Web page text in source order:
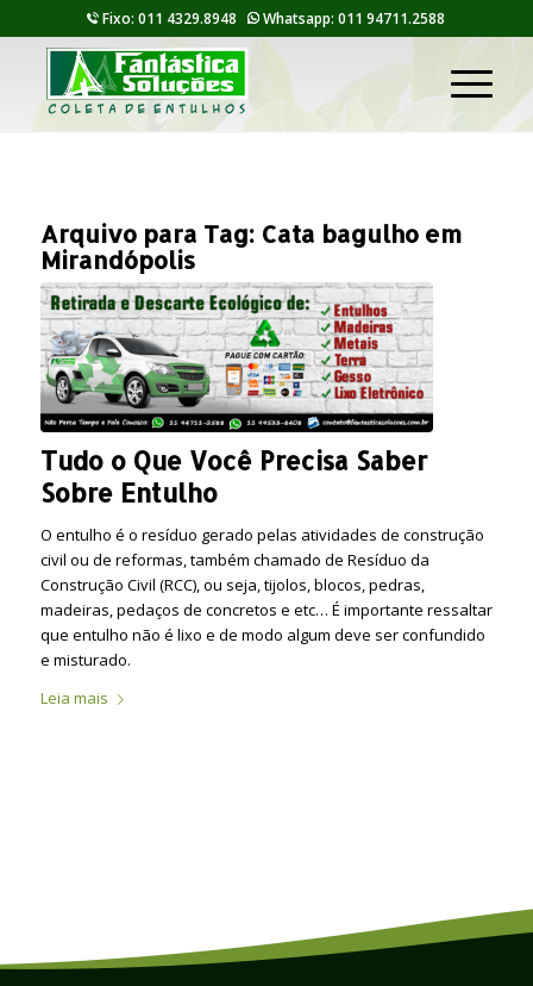
Fixo: 011 4329.8948 Whatsapp: 011 94711.2588
Arquivo para Tag: Cata bagulho em
Mirandópolis
Tudo o Que Você Precisa Saber
Sobre Entulho
O entulho é o resíduo gerado pelas atividades de construção
civil ou de reformas, também chamado de Resíduo da
Construção Civil (RCC), ou seja, tijolos, blocos, pedras,
madeiras, pedaços de concretos e etc… É importante ressaltar
que entulho não é lixo e de modo algum deve ser confundido
e misturado.
Leia mais